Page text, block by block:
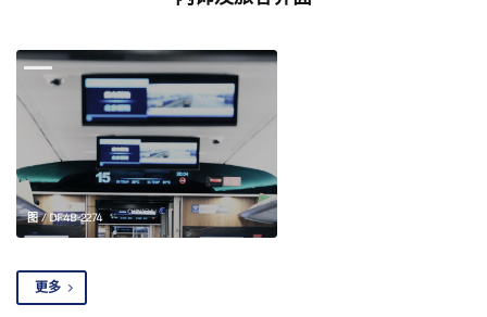
图 / DF4B-2274
更多